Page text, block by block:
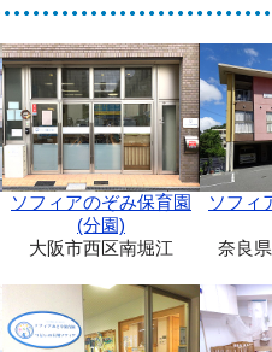
ソフィアのぞみ保育園
(分園)
大阪市西区南堀江
ソフィ
奈良